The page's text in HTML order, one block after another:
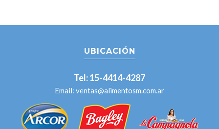
UBICACIÓN
Tel: 15-4414-4287
Email: ventas@alimentosm.com.ar